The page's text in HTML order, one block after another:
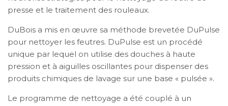
presse et le traitement des rouleaux.
DuBois a mis en œuvre sa méthode brevetée DuPulse
pour nettoyer les feutres. DuPulse est un procédé
unique par lequel on utilise des douches à haute
pression et à aiguilles oscillantes pour dispenser des
produits chimiques de lavage sur une base « pulsée ».
Le programme de nettoyage a été couplé à un